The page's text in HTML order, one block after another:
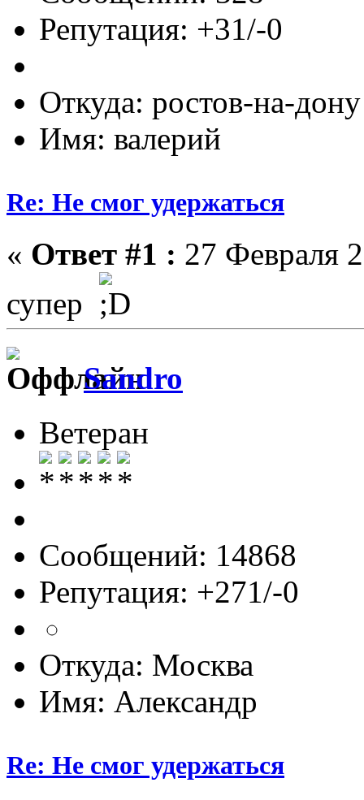
Репутация: +31/-0
Откуда: ростов-на-дону
Имя: валерий
Re: Не смог удержаться
« Ответ #1 : 27 Февраля
супер
Sandro
Ветеран
Сообщений: 14868
Репутация: +271/-0
Откуда: Москва
Имя: Александр
Re: Не смог удержаться